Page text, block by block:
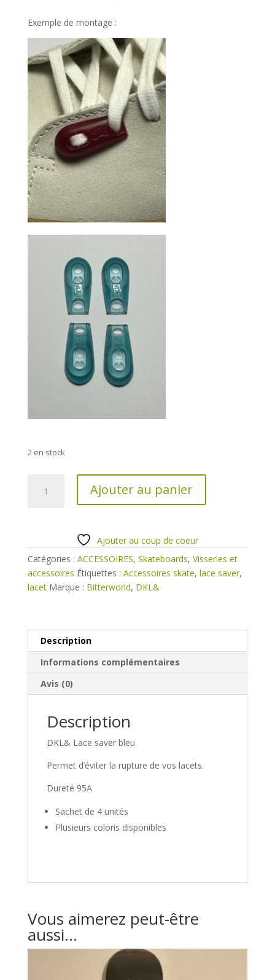
Exemple de montage :
2 en stock
saver
Ajouter au panier
Ajouter au coup de coeur
Catégories : ACCESSOIRES, Skateboards, Visseries et
accessoires Étiquettes : Accessoires skate, lace saver,
lacet Marque : Bitterworld, DKL&
Description
Informations complémentaires
Avis (0)
Description
DKL& Lace saver bleu
Permet d’éviter la rupture de vos lacets.
Dureté 95A
Sachet de 4 unités
Plusieurs coloris disponibles
Vous aimerez peut-être
aussi…